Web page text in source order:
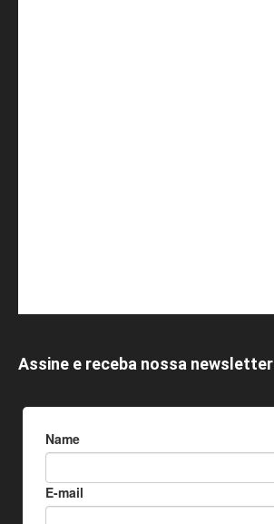
Assine e receba nossa newsletter